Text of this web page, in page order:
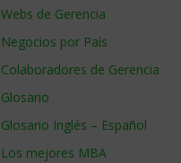
Webs de Gerencia
Negocios por País
Colaboradores de Gerencia
Glosario
Glosario Inglés – Español
Los mejores MBA